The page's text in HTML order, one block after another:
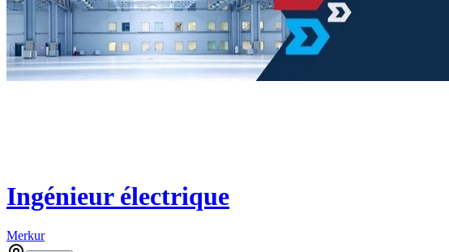
Ingénieur électrique
Merkur